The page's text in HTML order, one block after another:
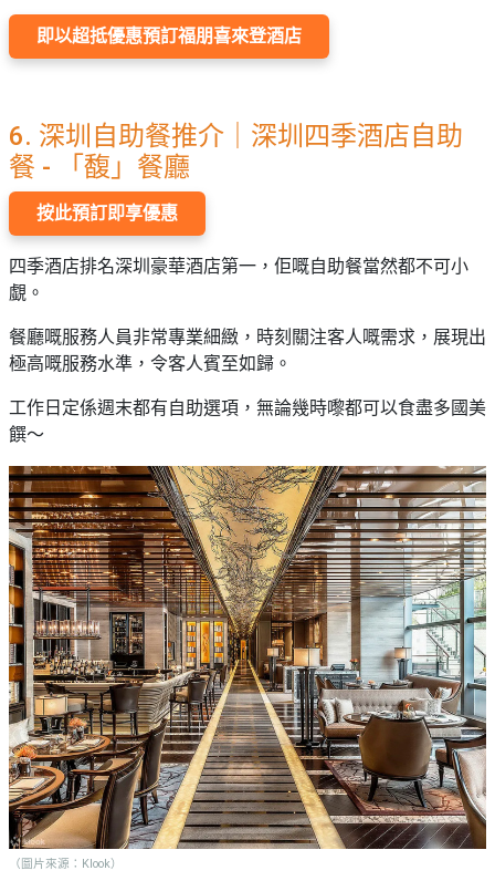
即以超抵優惠預訂福朋喜來登酒店
6. 深圳自助餐推介｜深圳四季酒店自助
餐 - 「馥」餐廳
按此預訂即享優惠
四季酒店排名深圳豪華酒店第一，佢嘅自助餐當然都不可小
覷。
餐廳嘅服務人員非常專業細緻，時刻關注客人嘅需求，展現出
極高嘅服務水準，令客人賓至如歸。
工作日定係週末都有自助選項，無論幾時嚟都可以食盡多國美
饌～
（圖片來源：Klook）